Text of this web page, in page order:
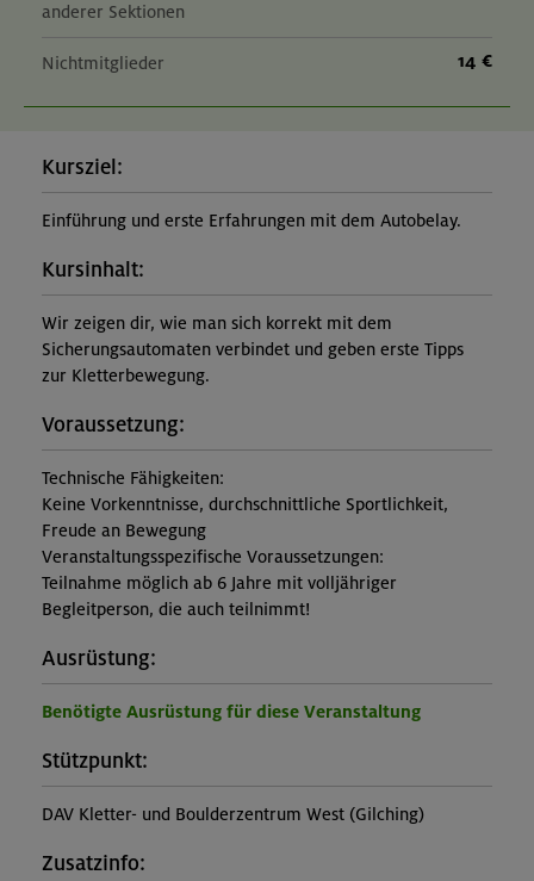
anderer Sektionen
Nichtmitglieder 14 €
Kursziel:
Einführung und erste Erfahrungen mit dem Autobelay.
Kursinhalt:
Wir zeigen dir, wie man sich korrekt mit dem
Sicherungsautomaten verbindet und geben erste Tipps
zur Kletterbewegung.
Voraussetzung:
Technische Fähigkeiten:
Keine Vorkenntnisse, durchschnittliche Sportlichkeit,
Freude an Bewegung
Veranstaltungsspezifische Voraussetzungen:
Teilnahme möglich ab 6 Jahre mit volljähriger
Begleitperson, die auch teilnimmt!
Ausrüstung:
Benötigte Ausrüstung für diese Veranstaltung
Stützpunkt:
DAV Kletter- und Boulderzentrum West (Gilching)
Zusatzinfo: